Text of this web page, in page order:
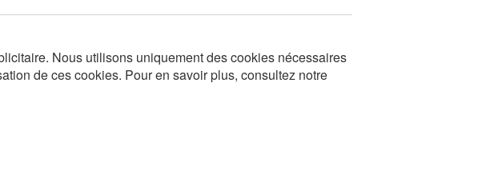
Nous utilisons uniquement des cookies nécessaires
de ces cookies. Pour en savoir plus, consultez notre